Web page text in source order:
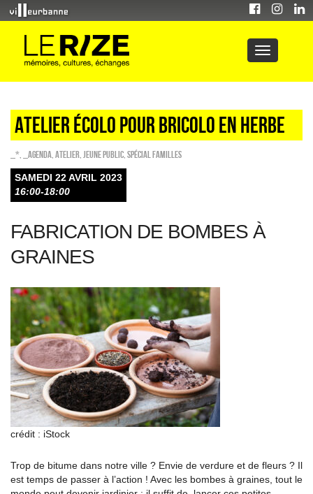
ATELIER ÉCOLO POUR BRICOLO EN HERBE
_* _Agenda Atelier Jeune public Spécial familles
SAMEDI 22 AVRIL 2023
16:00-18:00
FABRICATION DE BOMBES À
GRAINES
crédit : iStock
Trop de bitume dans notre ville ? Envie de verdure et de fleurs ? Il
est temps de passer à l’action ! Avec les bombes à graines, tout le